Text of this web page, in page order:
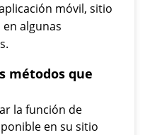
móvil, sitio
algunas
métodos que
la función de
en su sitio